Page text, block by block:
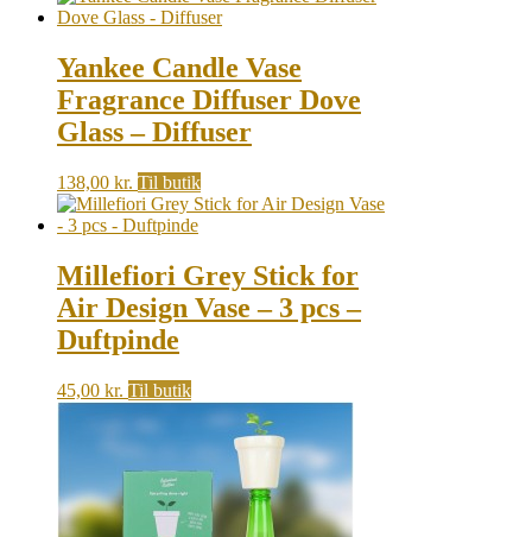
Yankee Candle Vase
Fragrance Diffuser Dove
Glass – Diffuser
138,00 kr. Til butik
Millefiori Grey Stick for
Air Design Vase – 3 pcs –
Duftpinde
45,00 kr. Til butik